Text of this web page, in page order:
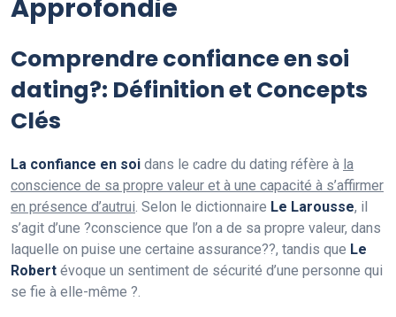
Approfondie
Comprendre confiance en soi
dating?: Définition et Concepts
Clés
La confiance en soi dans le cadre du dating réfère à la
conscience de sa propre valeur et à une capacité à s’affirmer
en présence d’autrui. Selon le dictionnaire Le Larousse, il
s’agit d’une ?conscience que l’on a de sa propre valeur, dans
laquelle on puise une certaine assurance??, tandis que Le
Robert évoque un sentiment de sécurité d’une personne qui
se fie à elle-même ?.